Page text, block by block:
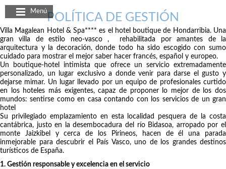
MenúPOLÍTICA DE GESTIÓN
Villa Magalean Hotel & Spa**** es el hotel boutique de Hondarribia. Una
gran villa de estilo neo-vasco , rehabilitada por amantes de la
arquitectura y la decoración, donde todo ha sido escogido con sumo
cuidado para mostrar el mejor saber hacer francés, español y europeo.
Un boutique-hotel intimista que ofrece un servicio extremadamente
personalizado, un lugar exclusivo a donde venir para darse el gusto y
dejarse mimar. Un lugar llevado por un equipo de profesionales curtido
en los hoteles más exigentes, capaz de proponer lo mejor de los dos
mundos: sentirse como en casa contando con los servicios de un gran
hotel
Su privilegiado emplazamiento en esta localidad pesquera de la costa
cantábrica, justo en la desembocadura del río Bidasoa, arropado por el
monte Jaizkibel y cerca de los Pirineos, hacen de él una parada
inmejorable para descubrir el País Vasco, uno de los grandes destinos
turísticos de España.
1. Gestión responsable y excelencia en el servicio
Panel de gestión de cookies